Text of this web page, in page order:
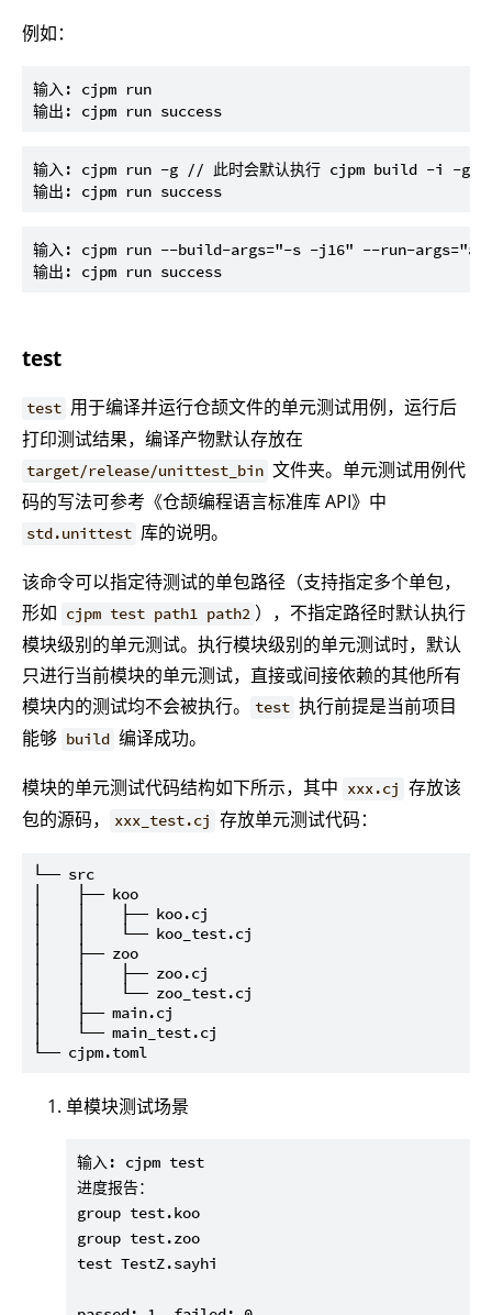
例如：
输入: cjpm run
输入: cjpm run -g // 此时会默认执行 cjpm build -i -g
输入: cjpm run --build-args="-s -j16" --run-args="a
test
test 用于编译并运行仓颉文件的单元测试用例，运行后
打印测试结果，编译产物默认存放在
target/release/unittest_bin 文件夹。单元测试用例代
码的写法可参考《仓颉编程语言标准库 API》中
std.unittest 库的说明。
该命令可以指定待测试的单包路径（支持指定多个单包，
形如 cjpm test path1 path2 ），不指定路径时默认执行
模块级别的单元测试。执行模块级别的单元测试时，默认
只进行当前模块的单元测试，直接或间接依赖的其他所有
模块内的测试均不会被执行。
test 执行前提是当前项目
能够 build 编译成功。
模块的单元测试代码结构如下所示，其中 xxx.cj 存放该
包的源码，
xxx_test.cj 存放单元测试代码：
└── src
│    ├── koo
│    │    ├── koo.cj
│    │    └── koo_test.cj
│    ├── zoo
│    │    ├── zoo.cj
│    │    └── zoo_test.cj
│    ├── main.cj
│    └── main_test.cj
单模块测试场景
输入: cjpm test
进度报告：
group test.koo
group test.zoo
test TestZ.sayhi